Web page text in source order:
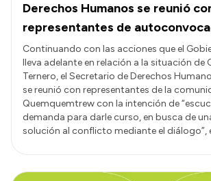
Derechos Humanos se reunió
representantes de
Continuando con las acciones que el
lleva adelante en relación a la situación de
Ternero, el Secretario de Derechos
se reunió con representantes de la
Quemquemtrew con la intención de
demanda para darle curso, en busca de
solución al conflicto mediante el diálogo”,